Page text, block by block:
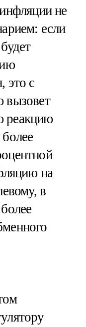
не
если
это с
вызовет
реакцию
на
в